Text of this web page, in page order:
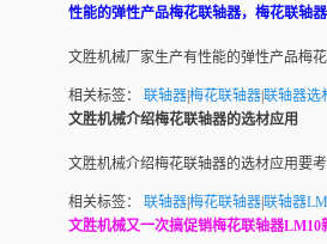
性能的弹性产品梅花联轴器，梅花联轴
文胜机械厂家生产有性能的弹性产品梅
相关标签： 联轴器|梅花联轴器|联轴器选
文胜机械介绍梅花联轴器的选材应用
文胜机械介绍梅花联轴器的选材应用要
相关标签： 联轴器|梅花联轴器|联轴器
文胜机械又一次搞促销梅花联轴器LM10